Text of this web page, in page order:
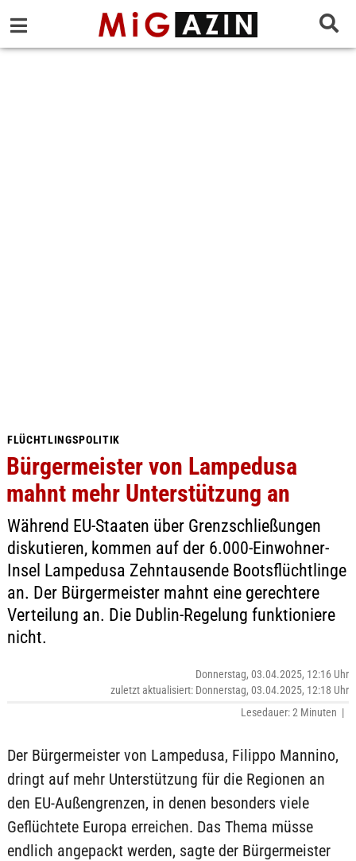
FLÜCHTLINGSPOLITIK
Bürgermeister von Lampedusa
mahnt mehr Unterstützung an
Während EU-Staaten über Grenzschließungen
diskutieren, kommen auf der 6.000-Einwohner-
Insel Lampedusa Zehntausende Bootsflüchtlinge
an. Der Bürgermeister mahnt eine gerechtere
Verteilung an. Die Dublin-Regelung funktioniere
nicht.
Donnerstag, 03.04.2025, 12:16 Uhr
zuletzt aktualisiert: Donnerstag, 03.04.2025, 12:18 Uhr
Lesedauer: 2 Minuten |
Der Bürgermeister von Lampedusa, Filippo Mannino,
dringt auf mehr Unterstützung für die Regionen an
den EU-Außengrenzen, in denen besonders viele
Geflüchtete Europa erreichen. Das Thema müsse
endlich angepackt werden, sagte der Bürgermeister